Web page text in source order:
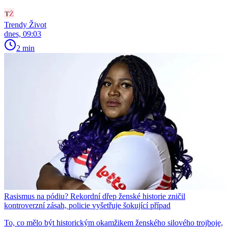
Trendy Život
dnes, 09:03
2 min
Rasismus na pódiu? Rekordní dřep ženské historie zničil
kontroverzní zásah, policie vyšetřuje šokující případ
To, co mělo být historickým okamžikem ženského silového trojboje,